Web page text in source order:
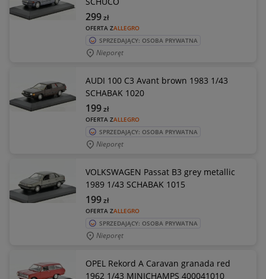
OFERTA ZALLEGRO
299zł
SPRZEDAJĄCY: OSOBA PRYWATNA
Nieporęt
AUDI 100 C3 Avant brown 1983 1/43
SCHABAK 1020
OFERTA ZALLEGRO
199zł
SPRZEDAJĄCY: OSOBA PRYWATNA
Nieporęt
VOLKSWAGEN Passat B3 grey metallic
1989 1/43 SCHABAK 1015
OFERTA ZALLEGRO
199zł
SPRZEDAJĄCY: OSOBA PRYWATNA
Nieporęt
OPEL Rekord A Caravan granada red
1962 1/43 MINICHAMPS 400041010